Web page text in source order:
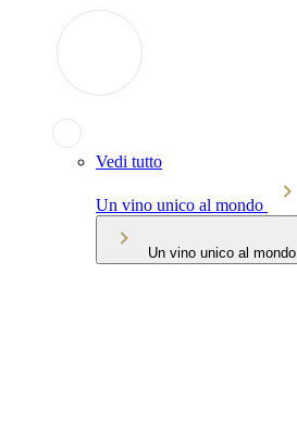
Vedi tutto
Un vino unico al mondo
Un vino unico al mondo